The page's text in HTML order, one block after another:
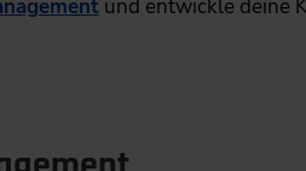
und entwickle deine